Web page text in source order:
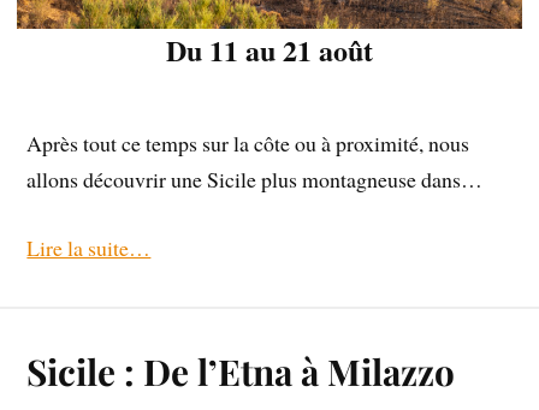
Du 11 au 21 août
Après tout ce temps sur la côte ou à proximité, nous
allons découvrir une Sicile plus montagneuse dans…
Lire la suite…
Sicile : De l’Etna à Milazzo